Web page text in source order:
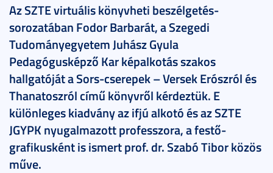
Az SZTE virtuális könyvheti beszélgetés-
sorozatában Fodor Barbarát, a Szegedi
Tudományegyetem Juhász Gyula
Pedagógusképző Kar képalkotás szakos
hallgatóját a Sors-cserepek – Versek Erószról és
Thanatoszról című könyvről kérdeztük. E
különleges kiadvány az ifjú alkotó és az SZTE
JGYPK nyugalmazott professzora, a festő-
grafikusként is ismert prof. dr. Szabó Tibor közös
műve.